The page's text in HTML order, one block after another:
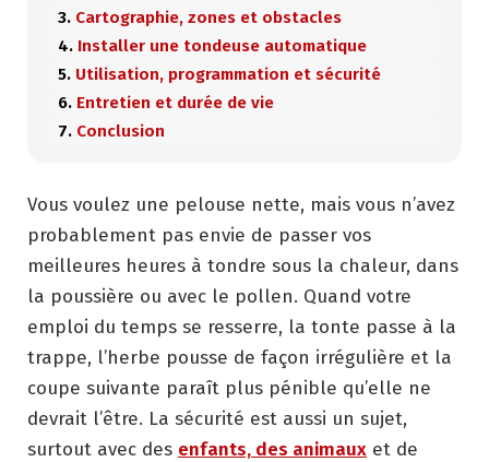
Cartographie, zones et obstacles
Installer une tondeuse automatique
Utilisation, programmation et sécurité
Entretien et durée de vie
Conclusion
Vous voulez une pelouse nette, mais vous n’avez
probablement pas envie de passer vos
meilleures heures à tondre sous la chaleur, dans
la poussière ou avec le pollen. Quand votre
emploi du temps se resserre, la tonte passe à la
trappe, l’herbe pousse de façon irrégulière et la
coupe suivante paraît plus pénible qu’elle ne
devrait l’être. La sécurité est aussi un sujet,
surtout avec des enfants, des animaux et de